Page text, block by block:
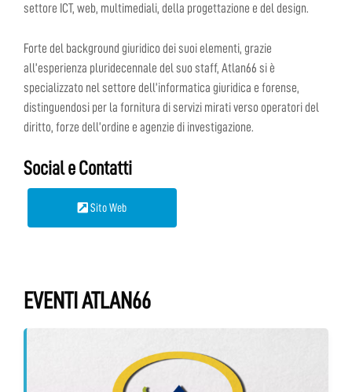
settore ICT, web, multimediali, della progettazione e del design.
Forte del background giuridico dei suoi elementi, grazie
all’esperienza pluridecennale del suo staff, Atlan66 si è
specializzato nel settore dell’informatica giuridica e forense,
distinguendosi per la fornitura di servizi mirati verso operatori del
diritto, forze dell’ordine e agenzie di investigazione.
Social e Contatti
Sito Web
EVENTI ATLAN66